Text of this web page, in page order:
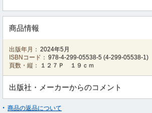
商品情報
出版年月： 2024年5月
ISBNコード： 978-4-299-05538-5 (4-299-05538-1)
頁数・縦：
１２７Ｐ １９ｃｍ
出版社・メーカーからのコメント
商品の返品について